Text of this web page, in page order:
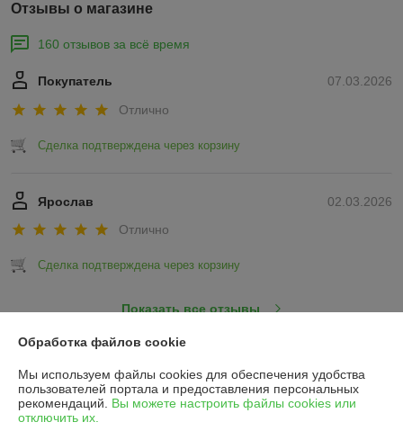
Отзывы о магазине
160 отзывов за всё время
07.03.2026
Покупатель
Отлично
Сделка подтверждена через корзину
02.03.2026
Ярослав
Отлично
Сделка подтверждена через корзину
Показать все отзывы
О нас
Контакты
Обработка файлов cookie
Мы используем файлы cookies для обеспечения удобства
пользователей портала и предоставления персональных
рекомендаций. Вы можете настроить файлы cookies или
отключить их.